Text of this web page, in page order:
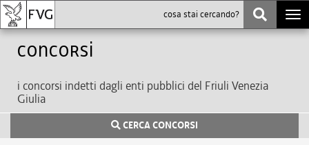
Concorsi
i concorsi indetti dagli enti pubblici del Friuli Venezia
Giulia
CERCA CONCORSI